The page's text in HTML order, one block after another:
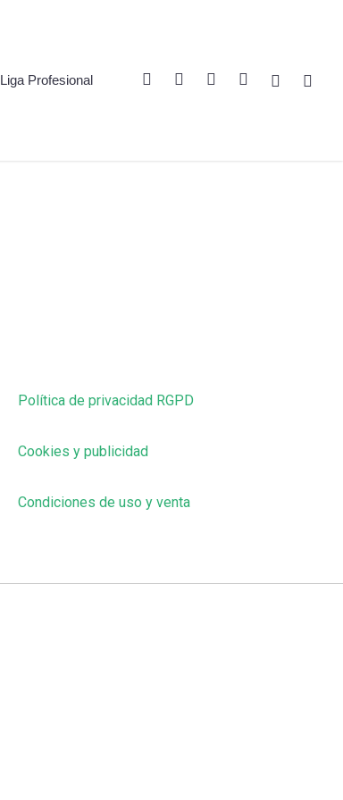
Liga Profesional Twitter LinkedinYoutubeInstagramSpotify Twitch
Política de privacidad RGPD
Cookies y publicidad
Condiciones de uso y venta